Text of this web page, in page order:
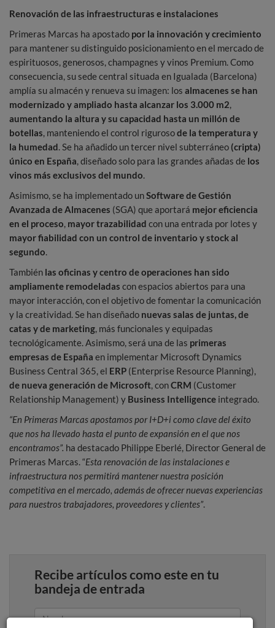
Renovación de las infraestructuras e instalaciones
Primeras Marcas ha apostado por la innovación y crecimiento
para mantener su distinguido posicionamiento en el mercado de
espirituosos, generosos, champagnes y vinos Premium. Como
consecuencia, su sede central situada en Igualada (Barcelona)
amplía su almacén y renueva su imagen: los almacenes se han
modernizado y ampliado hasta alcanzar los 3.000 m2,
aumentando la altura y su capacidad hasta un millón de
botellas, manteniendo el control rigurosode la temperatura y
la humedad. Se ha añadido un tercer nivel subterráneo (cripta)
único en España, diseñado solo para las grandes añadas de los
vinos más exclusivos del mundo.
Asimismo, se ha implementado unSoftware de Gestión
Avanzada de Almacenes (SGA) que aportará mejor eficiencia
en el proceso, mayor trazabilidad con una entrada por lotes y
mayor fiabilidad con un control de inventario y stock al
segundo.
También las oficinas y centro de operaciones han sido
ampliamente remodeladas con espacios abiertos para una
mayor interacción, con el objetivo de fomentar la comunicación
y la creatividad. Se han diseñado nuevas salas de juntas, de
catas y de marketing, más funcionales y equipadas
tecnológicamente. Asimismo, será una de las primeras
empresas de España en implementar Microsoft Dynamics
Business Central 365, el ERP (Enterprise Resource Planning),
de nueva generación de Microsoft, conCRM (Customer
Relationship Management) y Business Intelligence integrado.
“En Primeras Marcas apostamos por I+D+i como clave del éxito
que nos ha llevado hasta el punto de expansión en el que nos
encontramos”. ha destacado Philippe Eberlé, Director General de
Primeras Marcas. “Esta renovación de las instalaciones e
infraestructura nos permitirá mantener nuestra posición
competitiva en el mercado, además de ofrecer nuevas experiencias
para nuestros trabajadores, proveedores y clientes”.
Recibe artículos como este en tu
bandeja de entrada